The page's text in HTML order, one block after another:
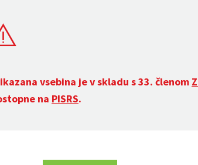
vsebina je v skladu s 33. členom
na PISRS.